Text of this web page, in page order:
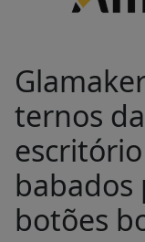
ternos
babados
botões